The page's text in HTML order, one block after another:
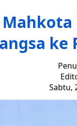
ke
Sabtu,